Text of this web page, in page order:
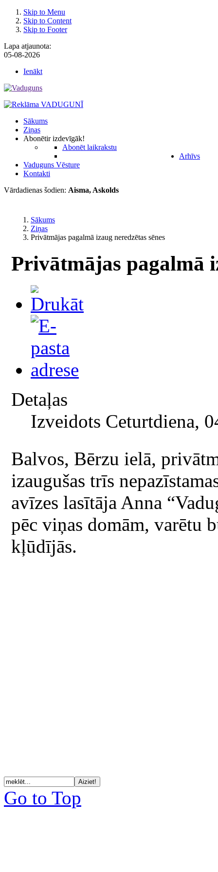
Skip to Menu
Skip to Content
Skip to Footer
Lapa atjaunota:
05-08-2026
Ienākt
Sākums
Ziņas
Abonētir izdevīgāk!
Abonēt laikrakstu
Arhīvs
Vaduguns Vēsture
Kontakti
Vārdadienas šodien: Aisma, Askolds
Sākums
Ziņas
Privātmājas pagalmā izaug neredzētas sēnes
Privātmājas pagalmā
Detaļas
Izveidots Ceturtdiena,
Balvos, Bērzu ielā,
izaugušas trīs
avīzes lasītāja Anna
pēc viņas domām, varētu
kļūdījās.
Go to Top